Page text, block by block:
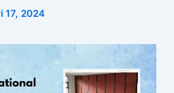
17, 2024